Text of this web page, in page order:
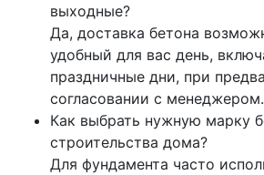
выходные?
Да, доставка бетона
удобный для вас день,
праздничные дни, при
согласовании с менеджером.
Как выбрать нужную марку
строительства дома?
Для фундамента часто